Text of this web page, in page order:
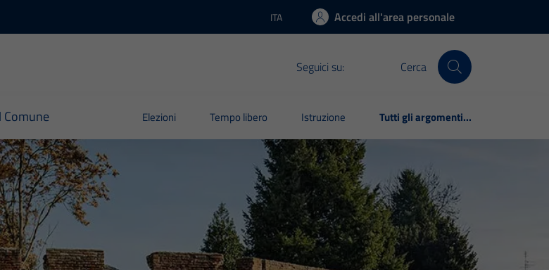
Lingua attiva:
ITA Accedi all'area personale
Seguici su: Cerca
Comune Elezioni Tempo libero Istruzione Tutti gli argomenti...